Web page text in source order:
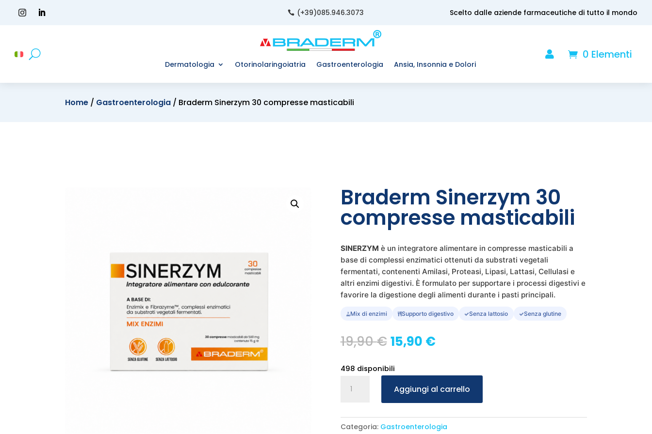
 (+39)085.946.3073 Scelto dalle aziende farmaceutiche di tutto il mondo
Dermatologia Otorinolaringoiatria Gastroenterologia Ansia, Insonnia e Dolori
 0 Elementi
Home / Gastroenterologia / Braderm Sinerzym 30 compresse masticabili
Braderm Sinerzym 30
compresse masticabili
SINERZYM è un integratore alimentare in compresse masticabili a
base di complessi enzimatici ottenuti da substrati vegetali
fermentati, contenenti Amilasi, Proteasi, Lipasi, Lattasi, Cellulasi e
altri enzimi digestivi. È formulato per supportare i processi digestivi e
favorire la digestione degli alimenti durante i pasti principali.
Mix di enzimi Supporto digestivo Senza lattosio Senza glutine
19,90€ Il
originale
era:
19,90 €.
15,90 €Il
è:
15,90 €.
498 disponibili
Sinerzym
compresse
Aggiungi al carrello
Categoria: Gastroenterologia